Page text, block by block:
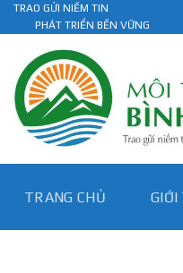
Skip
to
content
TRAO GỬI NIỀM TIN
PHÁT TRIỂN BỀN VỮNG
TRANG CHỦ